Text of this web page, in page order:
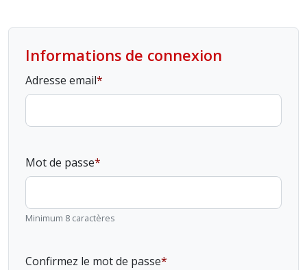
Informations de connexion
Adresse email
Mot de passe
Minimum 8 caractères
Confirmez le mot de passe